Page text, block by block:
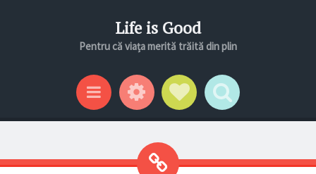
Life is Good
Pentru că viața merită trăită din plin
CategoriiGadgeturiProfil social
Search